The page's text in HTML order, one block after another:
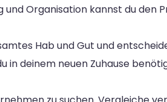
Organisation kannst du den
Hab und Gut und
in deinem neuen Zuhause